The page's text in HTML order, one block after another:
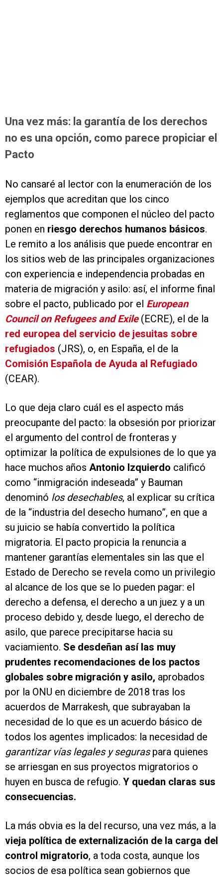
Una vez más: la garantía de los derechos
no es una opción, como parece propiciar el
Pacto
No cansaré al lector con la enumeración de los
ejemplos que acreditan que los cinco
reglamentos que componen el núcleo del pacto
ponen en riesgo derechos humanos básicos.
Le remito a los análisis que puede encontrar en
los sitios web de las principales organizaciones
con experiencia e independencia probadas en
materia de migración y asilo: así, el informe final
sobre el pacto, publicado por el European
Council on Refugees and Exile(ECRE), el de la
red europea del servicio de jesuitas sobre
refugiados (JRS), o, en España, el de la
Comisión Española de Ayuda al Refugiado
(CEAR).
Lo que deja claro cuál es el aspecto más
preocupante del pacto: la obsesión por priorizar
el argumento del control de fronteras y
optimizar la política de expulsiones de lo que ya
hace muchos años Antonio Izquierdo calificó
como “inmigración indeseada” y Bauman
denominó los desechables, al explicar su crítica
de la “industria del desecho humano”, en que a
su juicio se había convertido la política
migratoria. El pacto propicia la renuncia a
mantener garantías elementales sin las que el
Estado de Derecho se revela como un privilegio
al alcance de los que se lo pueden pagar: el
derecho a defensa, el derecho a un juez y a un
proceso debido y, desde luego, el derecho de
asilo, que parece precipitarse hacia su
vaciamiento. Se desdeñan así las muy
prudentes recomendaciones de los pactos
globales sobre migración y asilo, aprobados
por la ONU en diciembre de 2018 tras los
acuerdos de Marrakesh, que subrayaban la
necesidad de lo que es un acuerdo básico de
todos los agentes implicados: la necesidad de
garantizar vías legales y seguraspara quienes
se arriesgan en sus proyectos migratorios o
huyen en busca de refugio. Y quedan claras sus
consecuencias.
La más obvia es la del recurso, una vez más, a la
vieja política de externalización de la carga del
control migratorio, a toda costa, aunque los
socios de esa política sean gobiernos que